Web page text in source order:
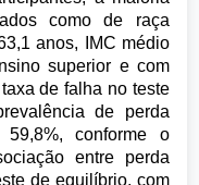
como de raça
anos, IMC médio
superior e com
de falha no teste
de perda
conforme o
entre perda
de equilíbrio, com